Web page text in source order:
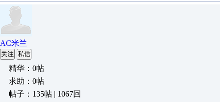
AC米兰
关注 私信
精华：0帖
求助：0帖
帖子：135帖 | 1067回